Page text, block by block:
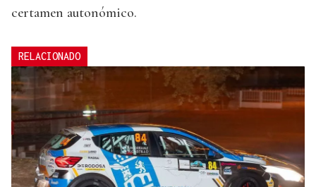
certamen autonómico.
RELACIONADO